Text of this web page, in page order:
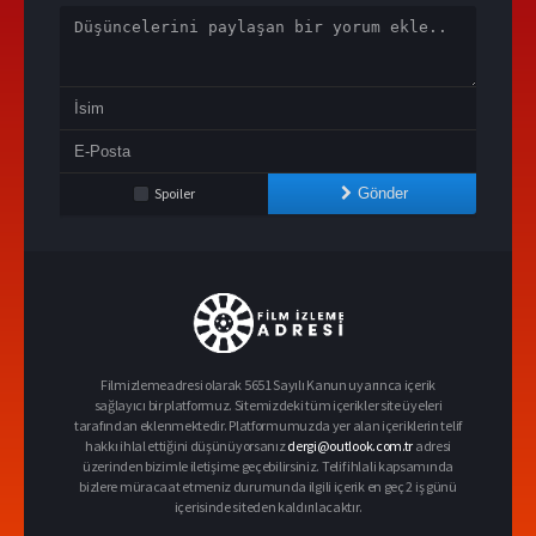
Spoiler Gönder
Filmizlemeadresi olarak 5651 Sayılı Kanun uyarınca içerik
sağlayıcı bir platformuz. Sitemizdeki tüm içerikler site üyeleri
tarafından eklenmektedir. Platformumuzda yer alan içeriklerin telif
hakkı ihlal ettiğini düşünüyorsanızdergi@outlook.com.tr adresi
üzerinden bizimle iletişime geçebilirsiniz. Telif ihlali kapsamında
bizlere müracaat etmeniz durumunda ilgili içerik en geç 2 iş günü
içerisinde siteden kaldırılacaktır.